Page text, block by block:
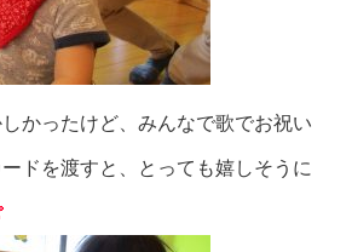
かったけど、みんなで歌でお祝い
ドを渡すと、とっても嬉しそうに